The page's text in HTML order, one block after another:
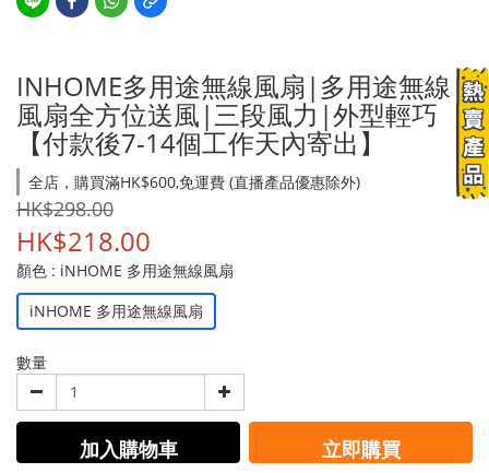
INHOME多用途無線風扇|多用途無線
風扇全方位送風|三段風力|外型輕巧
【付款後7-14個工作天內寄出】
全店，購買滿HK$600,免運費 (直播產品優惠除外)
HK$298.00
HK$218.00
顏色 : iNHOME 多用途無線風扇
iNHOME 多用途無線風扇
數量
加入購物車 立即購買